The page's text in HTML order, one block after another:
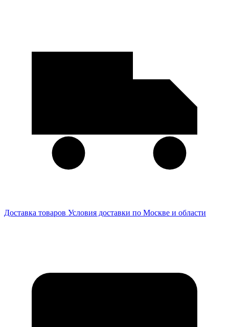
Доставка товаров Условия доставки по Москве и области